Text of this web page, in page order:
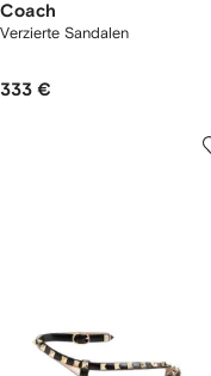
Coach
Verzierte Sandalen
333 €